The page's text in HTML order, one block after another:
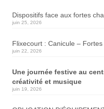
Dispositifs face aux fortes
juin 25, 2026
Flixecourt : Canicule –
juin 22, 2026
Une journée festive au
créativité et musique
juin 19, 2026